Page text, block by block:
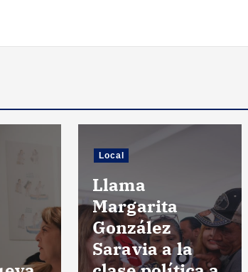
Local
Llama
Margarita
González
Saravia a la